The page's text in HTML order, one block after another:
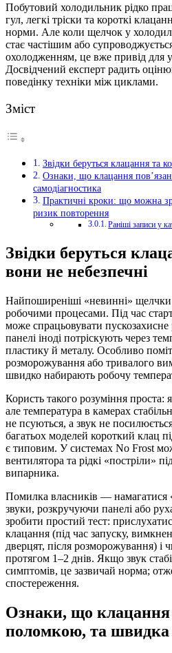
Побутовий холодильник рідко
гул, легкі тріски та короткі
норми. Але коли щелчок у
стає частішим або
охолодженням, це вже привід для
Досвідчений експерт радить
поведінку техніки між циклами.
Зміст
Звідки беруться клацання та
Ознаки, що клацання
самодіагностика
Практичні кроки: що можна
ризик повторення
Раніші записи у
Звідки беруться
вони не небезпечні
Найпоширеніші «невинні» щелчки
робочими процесами. Під час
може спрацьовувати пускозахисне
панелі іноді потріскують через
пластику й металу. Особливо
розморожування або тривалого
швидко набирають робочу
Користь такого розуміння
але температура в камерах
не псуються, а звук не
багатьох моделей короткий клац
є типовим. У системах No Frost
вентилятора та рідкі «постріли»
випарника.
Помилка власників — намагатися
звуки, розкручуючи панелі або
зробити простий тест:
клацання (під час запуску,
дверцят, після розморожування) і
протягом 1–2 днів. Якщо звук
симптомів, це зазвичай норма;
спостереження.
Ознаки, що клацання
поломкою, та швидка